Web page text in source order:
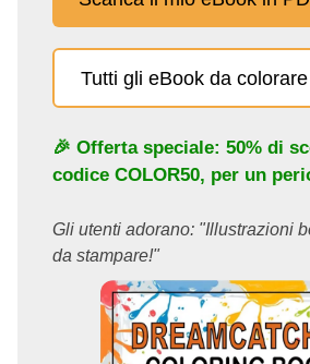
Tutti gli eBook da colorare
🎉 Offerta speciale: 50% di
codice COLOR50, per un
Gli utenti adorano: "Illustrazioni
da stampare!"